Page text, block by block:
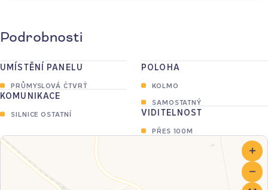
Podrobnosti
UMÍSTĚNÍ PANELU
PRŮMYSLOVÁ ČTVRŤ
KOMUNIKACE
SILNICE OSTATNÍ
POLOHA
KOLMO
SAMOSTATNÝ
VIDITELNOST
PŘES 100M